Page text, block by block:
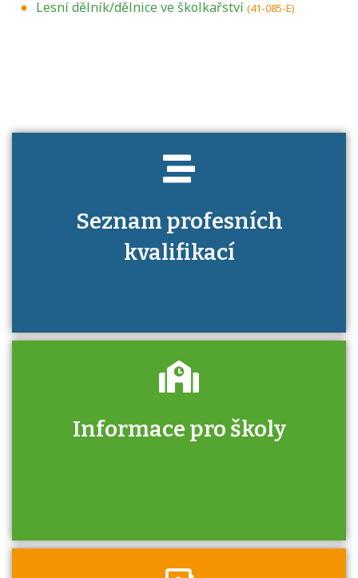
Lesní dělník/dělnice ve školkařství (41-085-E)
Seznam profesních
kvalifikací
Projděte si seznam profesních kvalifikací.
Informace pro školy
Zjistěte, jak se přihlásit ke zkoušce a kde